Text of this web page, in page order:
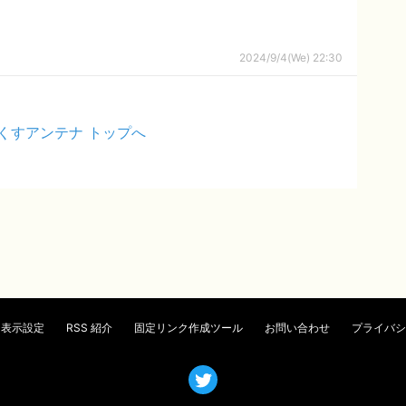
2024/9/4(We) 22:30
すアンテナ トップへ
表示設定 RSS 紹介 固定リンク作成ツール お問い合わせ プライバ